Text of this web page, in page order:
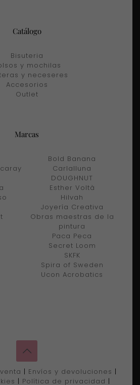
Catálogo
Bisuteria
y mochilas
y neceseres
Accesorios
Outlet
Marcas
Bold Banana
Carlalluna
DOUGHNUT
Esther Voltà
Hilvah
Joyería Creativa
Obras maestras de la
pintura
Paca Peca
Secret Loom
SKFK
Spira of Sweden
Ucon Acrobatics
| Envíos y devoluciones |
| Política de privacidad |